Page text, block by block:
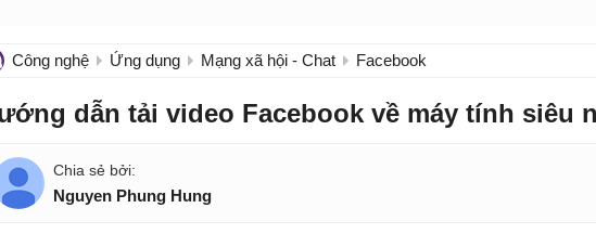
Công nghệ Ứng dụng Mạng xã hội - Chat Facebook
dẫn tải video Facebook về máy tính siêu
Nguyen Phung Hung